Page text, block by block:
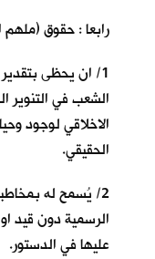
رابعا : حقوق
1/ ان يحظى
الشعب في التنوير
الاخلاقي لوجود
الحقيقي.
2/ يُسمح له
الرسمية دون قيد
عليها في الدستور.